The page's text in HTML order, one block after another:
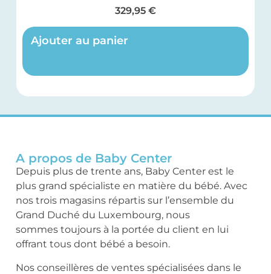
329,95 €
Ajouter au panier
A propos de Baby Center
Depuis plus de trente ans, Baby Center est le
plus grand spécialiste en matière du bébé. Avec
nos trois magasins répartis sur l’ensemble du
Grand Duché du Luxembourg, nous
sommes toujours à la portée du client en lui
offrant tous dont bébé a besoin.
Nos conseillères de ventes spécialisées dans le